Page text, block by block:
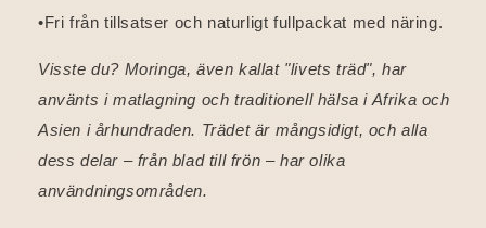
•Fri från tillsatser och naturligt fullpackat med näring.
Visste du? Moringa, även kallat "livets träd", har
använts i matlagning och traditionell hälsa i Afrika och
Asien i århundraden. Trädet är mångsidigt, och alla
dess delar – från blad till frön – har olika
användningsområden.